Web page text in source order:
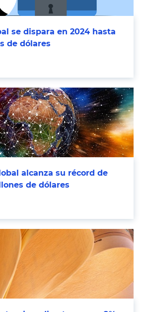
se dispara en 2024 hasta
de dólares
alcanza su récord de
de dólares